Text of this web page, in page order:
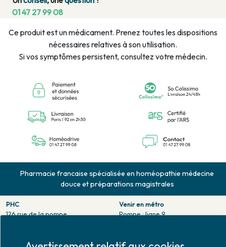
01 47 27 99 08
Ce produit est un médicament. Prenez toutes les dispositions
nécessaires relatives à son utilisation.
Si vos symptômes persistent, consultez votre médecin.
Pharmacie francaise spécialisée en homéopathie médecine
douce et préparations magistrales
PHC
126 rue de la pompe
Fax. 01 47 55 03 61
Venir en métro
Pompe : ligne 9.